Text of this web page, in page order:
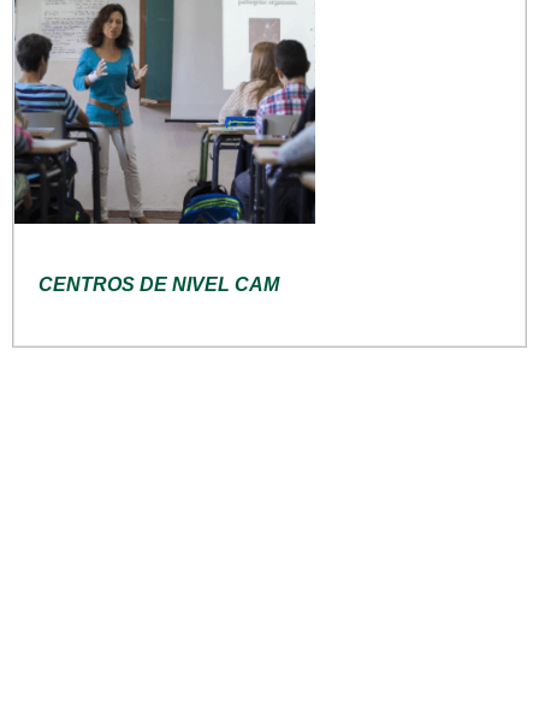
CENTROS DE NIVEL CAM